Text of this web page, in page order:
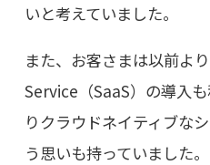
いと考えていました。
また、お客さまは以前よ
Service（SaaS）の導入
りクラウドネイティブな
う思いも持っていました。